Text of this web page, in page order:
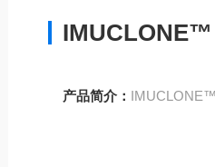
产品简介：